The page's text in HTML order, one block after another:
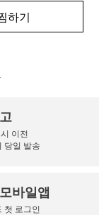
하기
이전
당일 발송
바일앱
첫 로그인